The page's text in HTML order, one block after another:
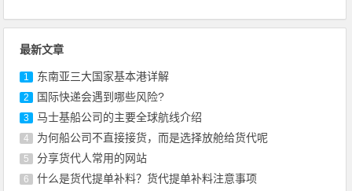
最新文章
1 东南亚三大国家基本港详解
2 国际快递会遇到哪些风险?
3 马士基船公司的主要全球航线介绍
4 为何船公司不直接接货，而是选择放舱给货代呢
5 ​分享货代人常用的网站
6 什么是货代提单补料？货代提单补料注意事项